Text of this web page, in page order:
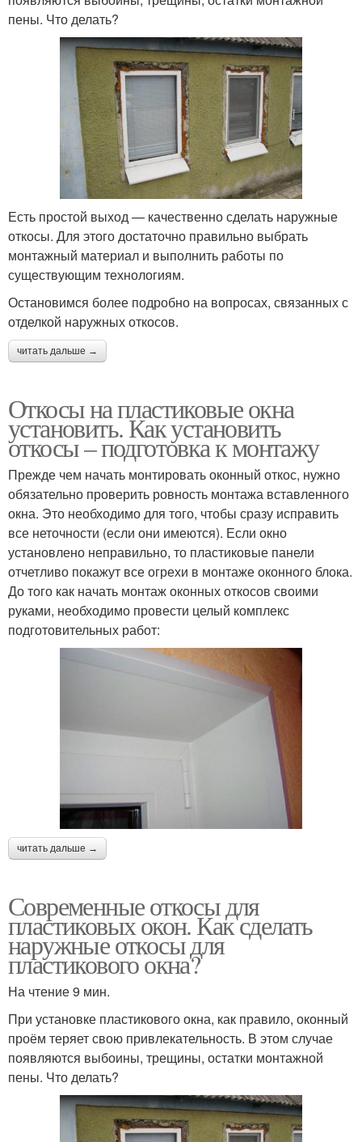
пены. Что делать?
Есть простой выход — качественно сделать наружные
откосы. Для этого достаточно правильно выбрать
монтажный материал и выполнить работы по
существующим технологиям.
Остановимся более подробно на вопросах, связанных с
отделкой наружных откосов.
читать дальше →
Откосы на пластиковые окна
установить. Как установить
откосы – подготовка к монтажу
Прежде чем начать монтировать оконный откос, нужно
обязательно проверить ровность монтажа вставленного
окна. Это необходимо для того, чтобы сразу исправить
все неточности (если они имеются). Если окно
установлено неправильно, то пластиковые панели
отчетливо покажут все огрехи в монтаже оконного блока.
До того как начать монтаж оконных откосов своими
руками, необходимо провести целый комплекс
подготовительных работ:
читать дальше →
Современные откосы для
пластиковых окон. Как сделать
наружные откосы для
пластикового окна?
На чтение 9 мин.
При установке пластикового окна, как правило, оконный
проём теряет свою привлекательность. В этом случае
появляются выбоины, трещины, остатки монтажной
пены. Что делать?